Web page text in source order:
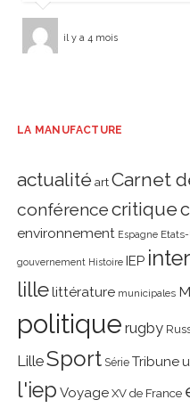
il y a 4 mois
LA MANUFACTURE
actualité art Carnet
conférencecritique
environnement Espagne
gouvernement Histoire IEP
lillelittérature municipales
politique rugby
LilleSport Série Tribune
l'iep Voyage XV de France